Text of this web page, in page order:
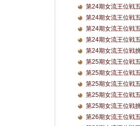
第24期女流王位戦
第24期女流王位戦
第24期女流王位戦
第24期女流王位戦
第24期女流王位戦
第25期女流王位戦
第25期女流王位戦
第25期女流王位戦
第25期女流王位戦
第25期女流王位戦
第26期女流王位戦